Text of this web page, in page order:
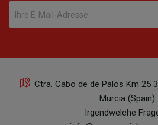
Ctra. Cabo de de Palos Km 25
Murcia (Spain)
Irgendwelche